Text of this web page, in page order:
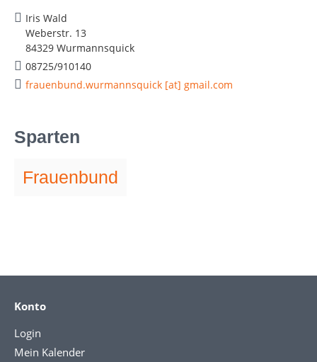
Iris Wald
Weberstr. 13
84329 Wurmannsquick
08725/910140
frauenbund.wurmannsquick [at] gmail.com
Sparten
Frauenbund
Konto
Login
Mein Kalender